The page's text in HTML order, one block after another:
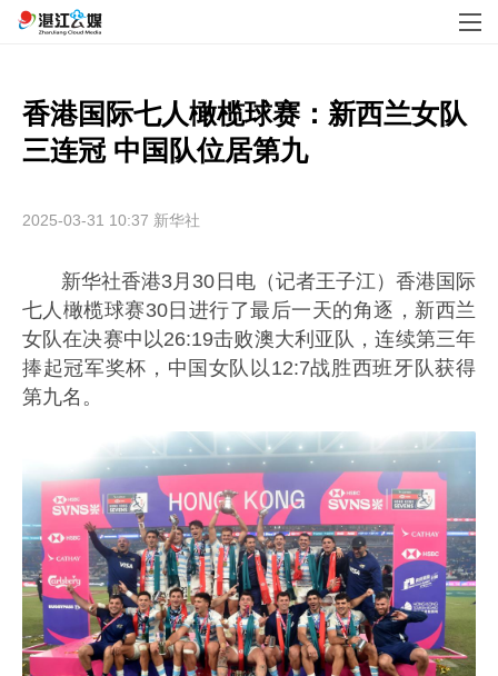
香港国际七人橄榄球赛：新西兰女队
三连冠 中国队位居第九
2025-03-31 10:37 新华社
新华社香港3月30日电（记者王子江）香港国际
七人橄榄球赛30日进行了最后一天的角逐，新西兰
女队在决赛中以26:19击败澳大利亚队，连续第三年
捧起冠军奖杯，中国女队以12:7战胜西班牙队获得
第九名。